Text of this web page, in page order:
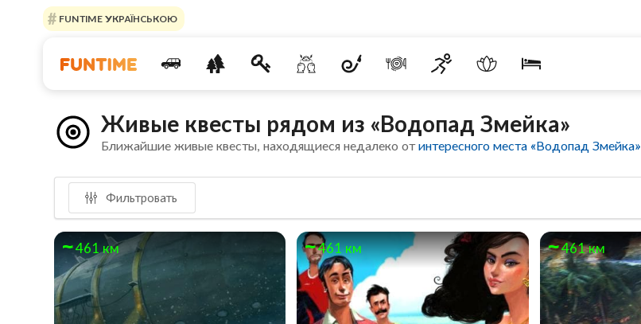
FUNTIME УКРАЇНСЬКОЮ
Живые квесты рядом из «Водопад Змейка»
Ближайшие живые квесты, находящиеся недалеко отинтересного места «Водопад Змейка»
Фильтровать
461 км 461 км 461 км